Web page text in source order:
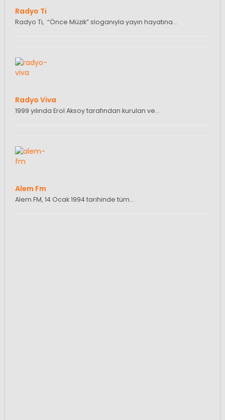
Radyo Ti
Radyo Ti, “Önce Müzik” sloganıyla yayın hayatına…
Radyo Viva
1999 yılında Erol Aksoy tarafından kurulan ve…
Alem Fm
Alem FM, 14 Ocak 1994 tarihinde tüm…